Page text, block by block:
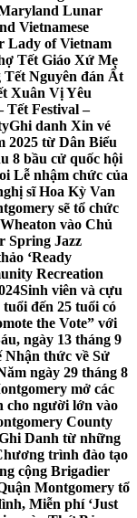
Lunar
Vietnamese
Lady of Vietnam
Tết Giáo Xứ Mẹ
Nguyên đán Ất
Xuân Vị Yêu
Tết Festival –
Ghi danh Xin vé
2025 từ Dân Biểu
8 bầu cử quốc hội
Lễ nhậm chức của
sĩ Hoa Kỳ Van
sẽ tổ chức
vào Chủ
Spring Jazz
‘Ready
Recreation
Sinh viên và cựu
đến 25 tuổi có
the Vote” với
ngày 13 tháng 9
Nhận thức về Sử
ngày 29 tháng 8
mở các
cho người lớn vào
County
Danh từ những
trình đào tạo
cộng Brigadier
Montgomery tổ
Miễn phí ‘Just